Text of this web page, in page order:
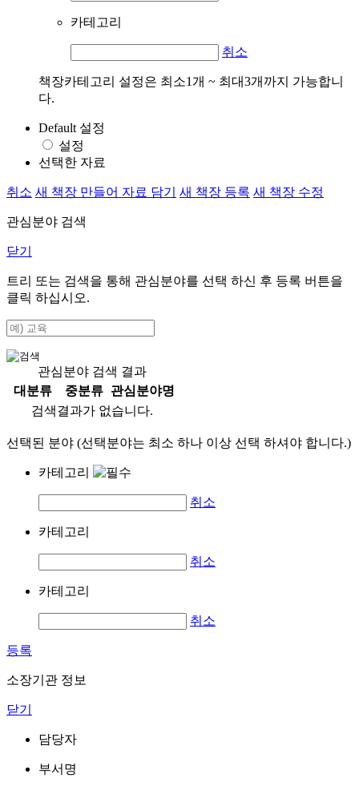
카테고리
취소
책장카테고리 설정은 최소1개 ~ 최대3개까지 가능합니
다.
Default 설정
설정
선택한 자료
취소 새 책장 만들어 자료 담기 새 책장 등록 새 책장 수정
관심분야 검색
닫기
트리 또는 검색을 통해 관심분야를 선택 하신 후 등록 버튼을
클릭 하십시오.
관심분야 검색 결과
대분류
중분류
관심분야명
검색결과가 없습니다.
선택된 분야 (선택분야는 최소 하나 이상 선택 하셔야 합니다.)
카테고리
취소
카테고리
취소
카테고리
취소
등록
소장기관 정보
닫기
담당자
부서명